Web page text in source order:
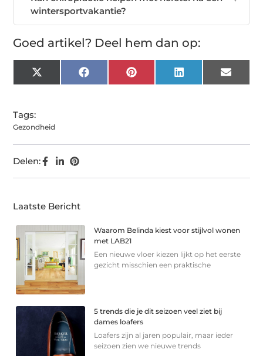
wintersportvakantie?
Goed artikel? Deel hem dan op:
X
(Twitter)
FacebookPinterest LinkedIn Email
Tags:
Gezondheid
Delen:
Laatste Bericht
Waarom Belinda kiest voor stijlvol wonen
met LAB21
Een nieuwe vloer kiezen lijkt op het eerste
gezicht misschien een praktische
5 trends die je dit seizoen veel ziet bij
dames loafers
Loafers zijn al jaren populair, maar ieder
seizoen zien we nieuwe trends